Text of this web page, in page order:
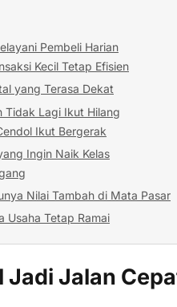
Pembeli Harian
Kecil Tetap Efisien
yang Terasa Dekat
Tidak Lagi Ikut Hilang
Ikut Bergerak
Ingin Naik Kelas
Nilai Tambah di Mata Pasar
Usaha Tetap Ramai
Jadi Jalan